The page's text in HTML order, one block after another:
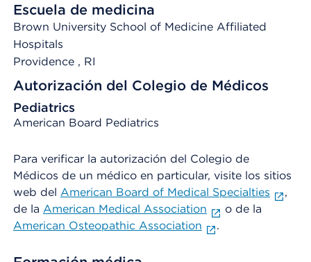
Escuela de medicina
Brown University School of Medicine Affiliated
Hospitals
Providence , RI
Autorización del Colegio de Médicos
Pediatrics
American Board Pediatrics
Para verificar la autorización del Colegio de
Médicos de un médico en particular, visite los sitios
web del American Board of Medical Specialties
,
de la American Medical Association
o de la
American Osteopathic Association
.